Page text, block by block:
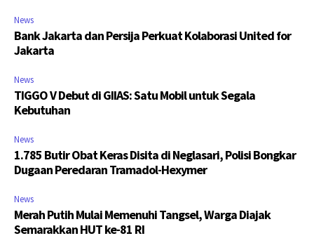
News
Bank Jakarta dan Persija Perkuat Kolaborasi United for
Jakarta
News
TIGGO V Debut di GIIAS: Satu Mobil untuk Segala
Kebutuhan
News
1.785 Butir Obat Keras Disita di Neglasari, Polisi Bongkar
Dugaan Peredaran Tramadol-Hexymer
News
Merah Putih Mulai Memenuhi Tangsel, Warga Diajak
Semarakkan HUT ke-81 RI